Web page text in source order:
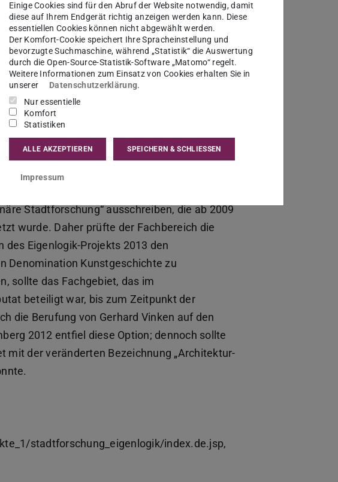
der Umstellung auf das
Vakanzen auch im Kernbereich der
den drei Fachgebieten in der nun so genannten
N.N.; Klassische Archäologie:
der Architektur GTA: Prof. Werner Durth)
hinzugetreten. In enger Zusammenarbeit
der TU unter der Leitung von Martina
Gesellschaftswissenschaften, war es
ein von der DFG und dem Land Hessen
Forschungsprojekt einzuwerben
wenige Jahre beschränkte zusätzliche
Stadtforschung“ ausschreiben, die ab 2009
wurde. Daher prüfte der Fachbereich die
Eigenlogik-Projekts 2013 den
Denomination Kunstgeschichte zu
sollte das Fachgebiet, das im
beteiligt war, bis zum Zeitpunkt der
die Berufung von Gerhard Vinken auf den
2012 entfiel diese Option; dennoch sollte
mit der veränderten Bezeichnung „Architektur-
stadtforschung_eigenlogik/index.de.jsp,
Einige Cookies sind für den Abruf der Website notwendig, damit
diese auf Ihrem Endgerät richtig anzeigen werden kann. Diese
essentiellen Cookies können nicht abgewählt werden.
Der Komfort-Cookie speichert Ihre Spracheinstellung und
bevorzugte Suchmaschine, während „Statistik“ die Auswertung
durch die Open-Source-Statistik-Software „Matomo“ regelt.
Weitere Informationen zum Einsatz von Cookies erhalten Sie in
unserer
Datenschutzerklärung.
Nur essentielle
Komfort
Statistiken
ALLE AKZEPTIEREN SPEICHERN & SCHLIESSEN
Impressum